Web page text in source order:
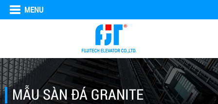
MENU
MẪU SÀN ĐÁ GRANITE